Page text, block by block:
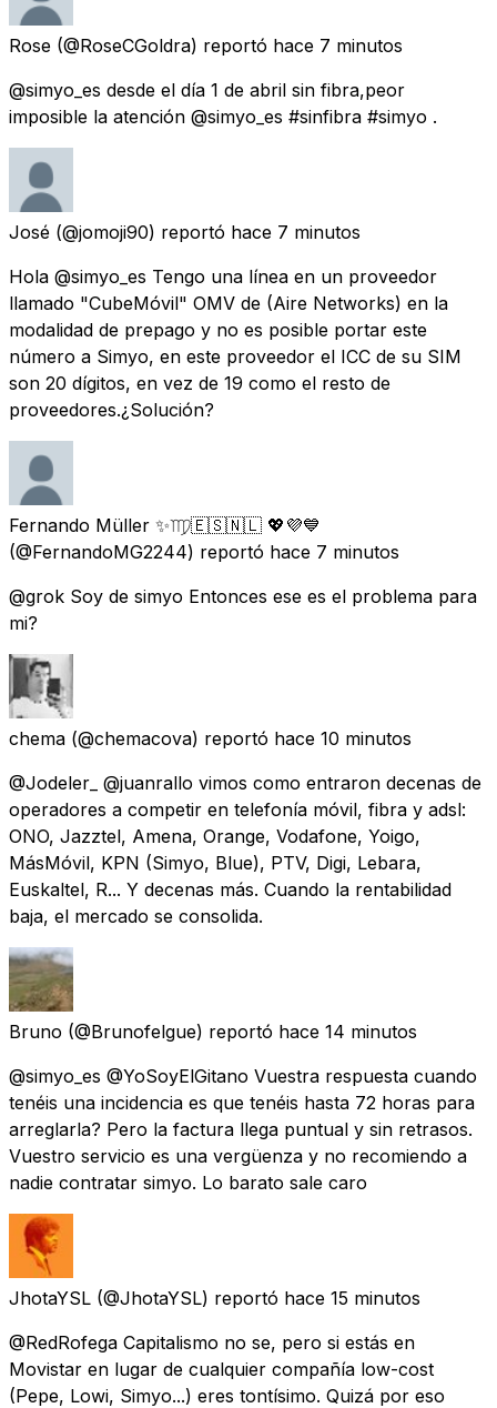
Rose (@RoseCGoldra) reportó hace 7 minutos
@simyo_es desde el día 1 de abril sin fibra,peor
imposible la atención @simyo_es #sinfibra #simyo .
José (@jomoji90) reportó hace 7 minutos
Hola @simyo_es Tengo una línea en un proveedor
llamado "CubeMóvil" OMV de (Aire Networks) en la
modalidad de prepago y no es posible portar este
número a Simyo, en este proveedor el ICC de su SIM
son 20 dígitos, en vez de 19 como el resto de
proveedores.¿Solución?
Fernando Müller ✨♍️🇪🇸🇳🇱 💖💜💙
(@FernandoMG2244) reportó hace 7 minutos
@grok Soy de simyo Entonces ese es el problema para
mi?
chema (@chemacova) reportó hace 10 minutos
@Jodeler_ @juanrallo vimos como entraron decenas de
operadores a competir en telefonía móvil, fibra y adsl:
ONO, Jazztel, Amena, Orange, Vodafone, Yoigo,
MásMóvil, KPN (Simyo, Blue), PTV, Digi, Lebara,
Euskaltel, R... Y decenas más. Cuando la rentabilidad
baja, el mercado se consolida.
Bruno (@Brunofelgue) reportó hace 14 minutos
@simyo_es @YoSoyElGitano Vuestra respuesta cuando
tenéis una incidencia es que tenéis hasta 72 horas para
arreglarla? Pero la factura llega puntual y sin retrasos.
Vuestro servicio es una vergüenza y no recomiendo a
nadie contratar simyo. Lo barato sale caro
JhotaYSL (@JhotaYSL) reportó hace 15 minutos
@RedRofega Capitalismo no se, pero si estás en
Movistar en lugar de cualquier compañía low-cost
(Pepe, Lowi, Simyo...) eres tontísimo. Quizá por eso